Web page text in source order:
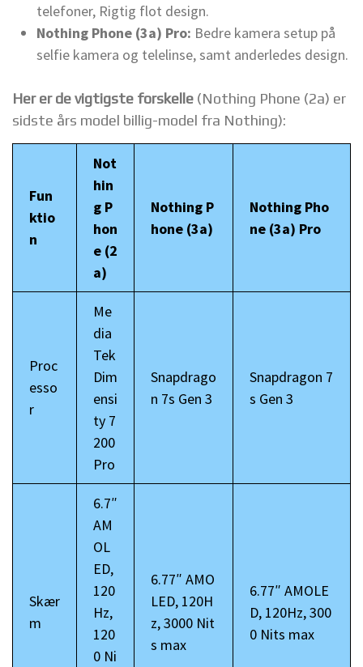
telefoner, Rigtig flot design.
Nothing Phone (3a) Pro: Bedre kamera setup på
selfie kamera og telelinse, samt anderledes design.
Her er de vigtigste forskelle (Nothing Phone (2a) er
sidste års model billig-model fra Nothing):
Fun
ktio
n
Not
hin
g P
hon
e (2
a)
Nothing P
hone (3a)
Nothing Pho
ne (3a) Pro
Proc
esso
r
Me
dia
Tek
Dim
ensi
ty 7
200
Pro
Snapdrago
n 7s Gen 3
Snapdragon 7
s Gen 3
Skær
m
6.7″
AM
OL
ED,
120
Hz,
120
0 Ni
6.77″ AMO
LED, 120H
z, 3000 Nit
s max
6.77″ AMOLE
D, 120Hz, 300
0 Nits max